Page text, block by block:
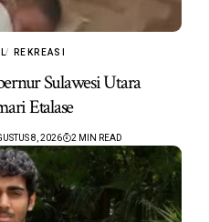
REKREASI
Sulawesi Utara
Etalase
8, 2026 2 MIN READ